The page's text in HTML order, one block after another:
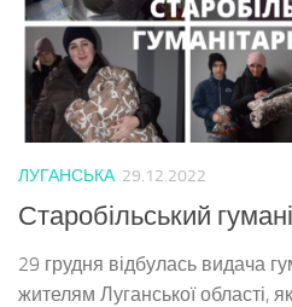
ЛУГАНСЬКА 29.12.2022
Старобільський
29 грудня відбулась видача
жителям Луганської області,